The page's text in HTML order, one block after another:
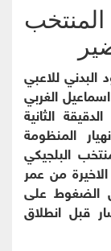
البدني للاعبي
الغربي
الثانية
المنظومة
البلجيكي
من عمر
الضغوط على
قبل انطلاق